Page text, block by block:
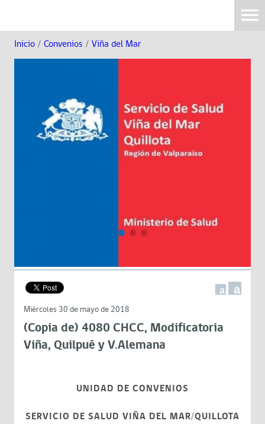
Inicio / Convenios / Viña del Mar
a a
Miércoles 30 de mayo de 2018
(Copia de) 4080 CHCC, Modificatoria
Viña, Quilpué y V.Alemana
UNIDAD DE CONVENIOS
SERVICIO DE SALUD VIÑA DEL MAR/QUILLOTA